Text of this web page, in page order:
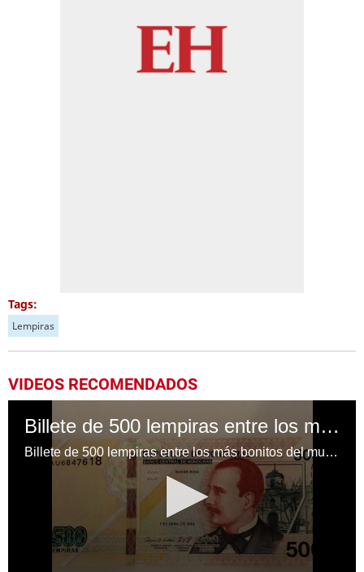
Tags:
Lempiras
VIDEOS RECOMENDADOS
Billete de 500 lempiras entre los más bonitos del mundo en 2024
Billete de 500 lempiras entre los más bonitos del mundo en 2024